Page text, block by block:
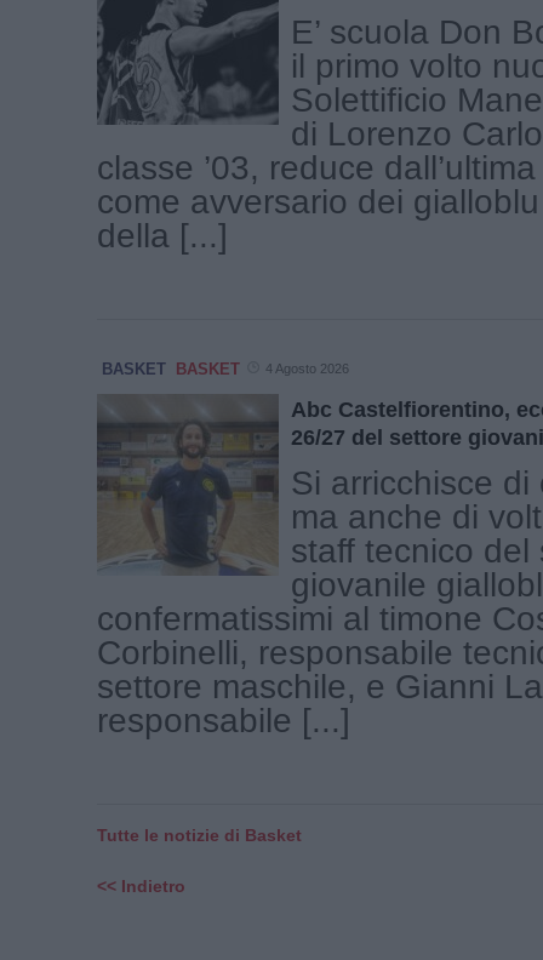
E’ scuola Don
il primo volto
Solettificio
di Lorenzo
classe ’03, reduce
come avversario dei
della [...]
BASKET BASKET 4 Agosto 2026
Abc Castelfiorentino,
26/27 del settore
Si arricchisce di
ma anche di
staff tecnico del
giovanile
confermatissimi al timone
Corbinelli, responsabile
settore maschile, e Gianni
responsabile [...]
Tutte le notizie di Basket
<< Indietro